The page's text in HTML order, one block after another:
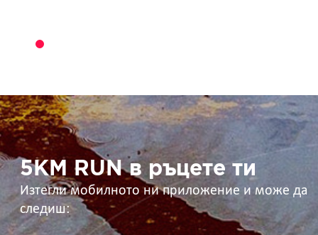
5KM
RUN
в
ръцете
ти 5KM RUN в ръцете ти
Изтегли мобилното ни приложение и може да
следиш: